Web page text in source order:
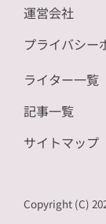
運営会社
プライバシー
ライター一覧
記事一覧
サイトマップ
Copyright (C)